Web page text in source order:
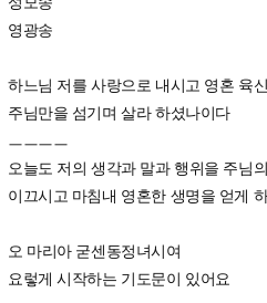
영광송
하느님 저를 사랑으로 내시고 영혼 육
주님만을 섬기며 살라 하셨나이다
ㅡㅡㅡㅡ
오늘도 저의 생각과 말과 행위을 주님
이끄시고 마침내 영혼한 생명을 얻게
오 마리아 굳센동정녀시여
요렇게 시작하는 기도문이 있어요